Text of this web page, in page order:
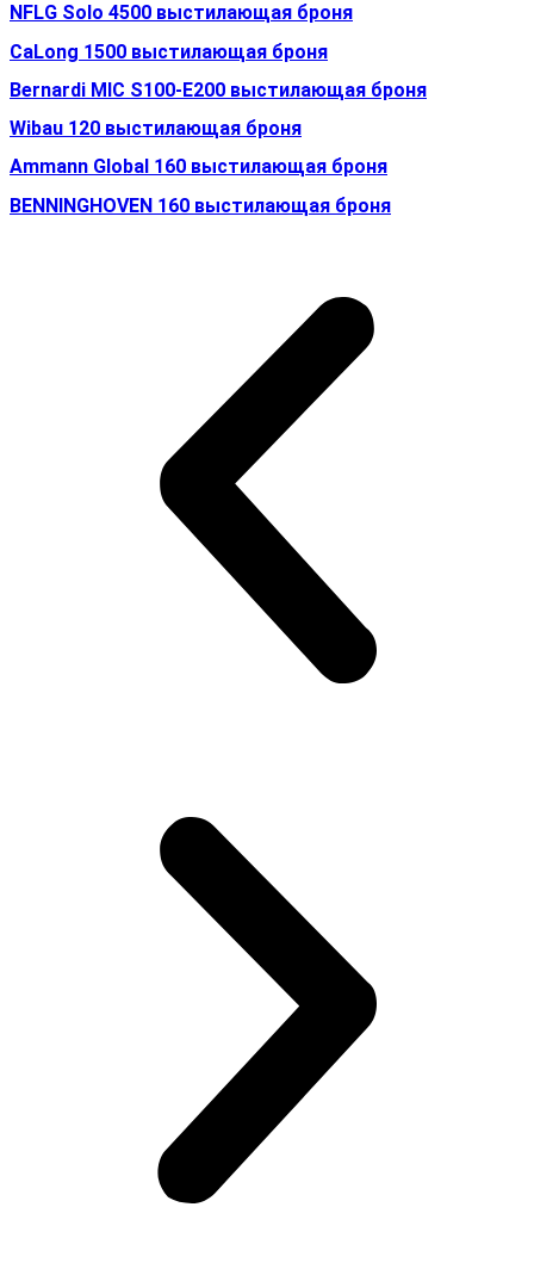
NFLG Solo 4500 выстилающая броня
CaLong 1500 выстилающая броня
Bernardi MIC S100-E200 выстилающая броня
Wibau 120 выстилающая броня
Ammann Global 160 выстилающая броня
BENNINGHOVEN 160 выстилающая броня